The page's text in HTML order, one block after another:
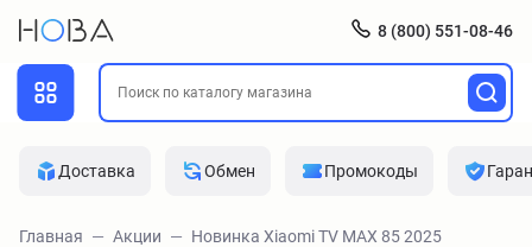
8 (800) 551-08-46
Доставка Обмен Промокоды
Главная Акции Новинка Xiaomi TV MAX 85 2025